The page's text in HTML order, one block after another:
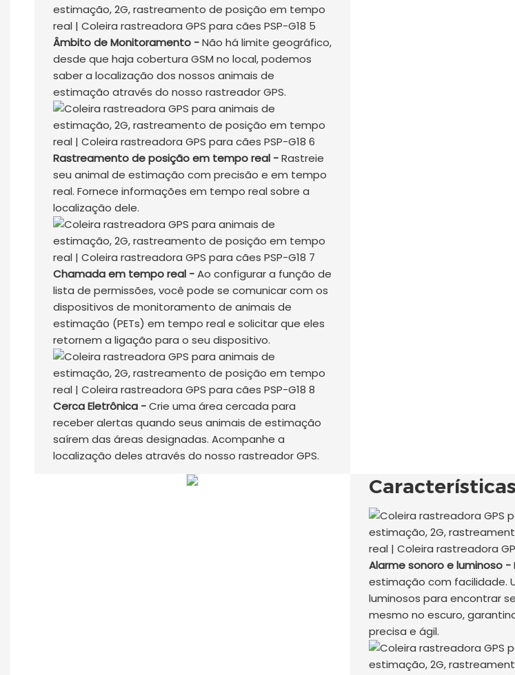
Âmbito de Monitoramento -Não há limite geográfico,
desde que haja cobertura GSM no local, podemos
saber a localização dos nossos animais de
estimação através do nosso rastreador GPS.
Rastreamento de posição em tempo real -Rastreie
seu animal de estimação com precisão e em tempo
real. Fornece informações em tempo real sobre a
localização dele.
Chamada em tempo real -Ao configurar a função de
lista de permissões, você pode se comunicar com os
dispositivos de monitoramento de animais de
estimação (PETs) em tempo real e solicitar que eles
retornem a ligação para o seu dispositivo.
Cerca Eletrônica -Crie uma área cercada para
receber alertas quando seus animais de estimação
saírem das áreas designadas. Acompanhe a
localização deles através do nosso rastreador GPS.
Características
Alarme sonoro e luminoso -
estimação com facilidade.
luminosos para encontrar
mesmo no escuro,
precisa e ágil.